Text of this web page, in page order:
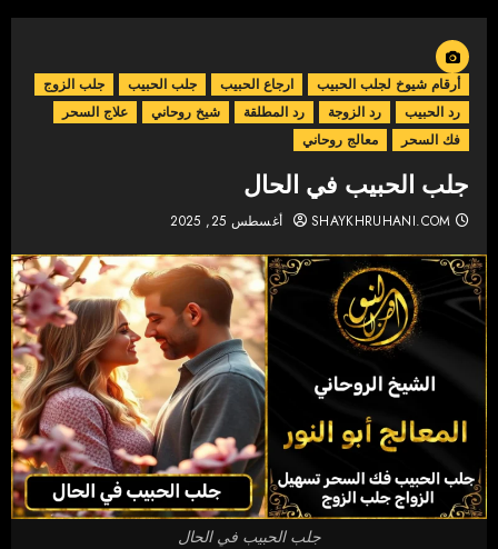
أرقام شيوخ لجلب الحبيب ارجاع الحبيب جلب الحبيب
جلب الزوج
رد الحبيب
رد الزوجة رد المطلقة شيخ روحاني
علاج السحر
فك السحر
معالج روحاني
جلب الحبيب في الحال
SHAYKHRUHANI.COM أغسطس 25, 2025
جلب الحبيب في الحال